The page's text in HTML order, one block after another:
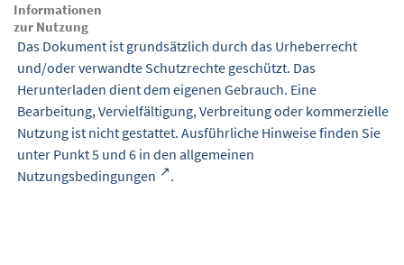
Informationen
zur Nutzung
Das Dokument ist grundsätzlich durch das Urheberrecht
und/oder verwandte Schutzrechte geschützt. Das
Herunterladen dient dem eigenen Gebrauch. Eine
Bearbeitung, Vervielfältigung, Verbreitung oder kommerzielle
Nutzung ist nicht gestattet. Ausführliche Hinweise finden Sie
unter Punkt 5 und 6 in den allgemeinen
Nutzungsbedingungen
.